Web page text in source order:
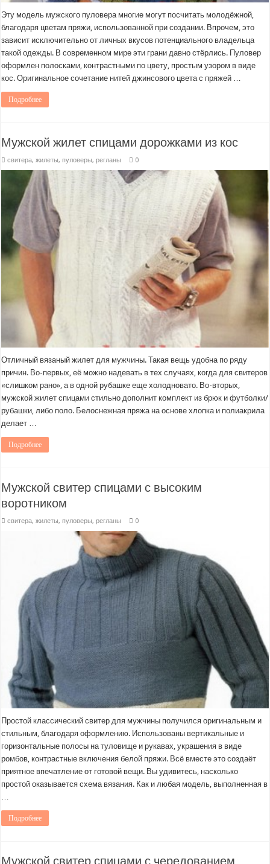
Эту модель мужского пуловера многие могут посчитать молодёжной,
благодаря цветам пряжи, использованной при создании. Впрочем, это
зависит исключительно от личных вкусов потенциального владельца
такой одежды. В современном мире эти грани давно стёрлись. Пуловер
оформлен полосками, контрастными по цвету, простым узором в виде
кос. Оригинальное сочетание нитей джинсового цвета с пряжей …
Подробнее
Мужской жилет спицами дорожками из кос
свитера, жилеты, пуловеры, регланы 0
Отличный вязаный жилет для мужчины. Такая вещь удобна по ряду
причин. Во-первых, её можно надевать в тех случаях, когда для свитеров
«слишком рано», а в одной рубашке еще холодновато. Во-вторых,
мужской жилет спицами стильно дополнит комплект из брюк и футболки/
рубашки, либо поло. Белоснежная пряжа на основе хлопка и полиакрила
делает …
Подробнее
Мужской свитер спицами с высоким
воротником
свитера, жилеты, пуловеры, регланы 0
Простой классический свитер для мужчины получился оригинальным и
стильным, благодаря оформлению. Использованы вертикальные и
горизонтальные полосы на туловище и рукавах, украшения в виде
ромбов, контрастные включения белой пряжи. Всё вместе это создаёт
приятное впечатление от готовой вещи. Вы удивитесь, насколько
простой оказывается схема вязания. Как и любая модель, выполненная в
Подробнее